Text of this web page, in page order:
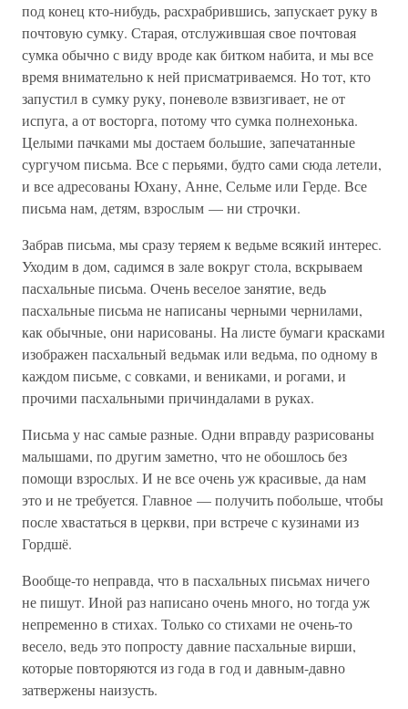
под конец кто-нибудь, расхрабрившись, запускает руку в
почтовую сумку. Старая, отслужившая свое почтовая
сумка обычно с виду вроде как битком набита, и мы все
время внимательно к ней присматриваемся. Но тот, кто
запустил в сумку руку, поневоле взвизгивает, не от
испуга, а от восторга, потому что сумка полнехонька.
Целыми пачками мы достаем большие, запечатанные
сургучом письма. Все с перьями, будто сами сюда летели,
и все адресованы Юхану, Анне, Сельме или Герде. Все
письма нам, детям, взрослым — ни строчки.
Забрав письма, мы сразу теряем к ведьме всякий интерес.
Уходим в дом, садимся в зале вокруг стола, вскрываем
пасхальные письма. Очень веселое занятие, ведь
пасхальные письма не написаны черными чернилами,
как обычные, они нарисованы. На листе бумаги красками
изображен пасхальный ведьмак или ведьма, по одному в
каждом письме, с совками, и вениками, и рогами, и
прочими пасхальными причиндалами в руках.
Письма у нас самые разные. Одни вправду разрисованы
малышами, по другим заметно, что не обошлось без
помощи взрослых. И не все очень уж красивые, да нам
это и не требуется. Главное — получить побольше, чтобы
после хвастаться в церкви, при встрече с кузинами из
Гордшё.
Вообще-то неправда, что в пасхальных письмах ничего
не пишут. Иной раз написано очень много, но тогда уж
непременно в стихах. Только со стихами не очень-то
весело, ведь это попросту давние пасхальные вирши,
которые повторяются из года в год и давным-давно
затвержены наизусть.